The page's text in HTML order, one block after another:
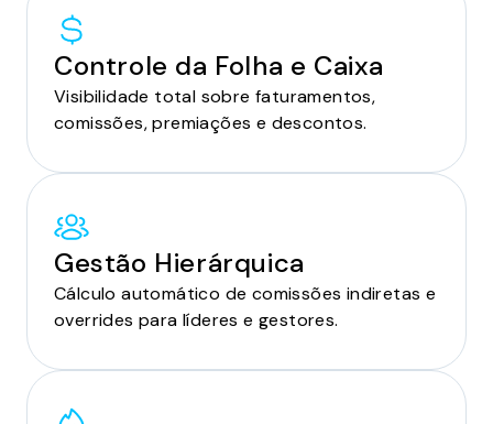
Controle da Folha e Caixa
Visibilidade total sobre faturamentos,
comissões, premiações e descontos.
Gestão Hierárquica
Cálculo automático de comissões indiretas e
overrides para líderes e gestores.